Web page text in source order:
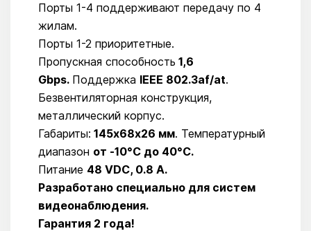
Порты 1-4 поддерживают передачу по 4
жилам.
Порты 1-2 приоритетные.
Пропускная способность 1,6
Gbps. Поддержка IEEE 802.3af/at.
Безвентиляторная конструкция,
металлический корпус.
Габариты: 145х68х26 мм. Температурный
диапазон от -10°C до 40°C.
Питание 48 VDC, 0.8 A.
Разработано специально для систем
видеонаблюдения.
Гарантия 2 года!